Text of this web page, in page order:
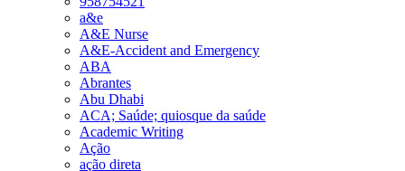
a&e
A&E Nurse
A&E-Accident and Emergency
ABA
Abrantes
Abu Dhabi
ACA; Saúde; quiosque da saúde
Academic Writing
Ação
ação direta